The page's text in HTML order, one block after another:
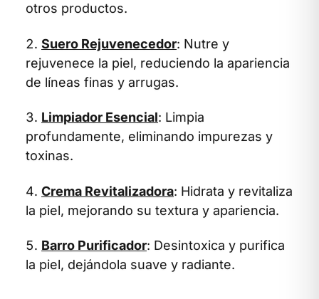
otros productos.
Suero Rejuvenecedor: Nutre y
rejuvenece la piel, reduciendo la apariencia
de líneas finas y arrugas.
Limpiador Esencial: Limpia
profundamente, eliminando impurezas y
toxinas.
Crema Revitalizadora: Hidrata y revitaliza
la piel, mejorando su textura y apariencia.
Barro Purificador: Desintoxica y purifica
la piel, dejándola suave y radiante.